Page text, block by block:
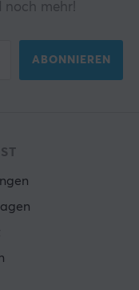
mehr!
ABONNIEREN